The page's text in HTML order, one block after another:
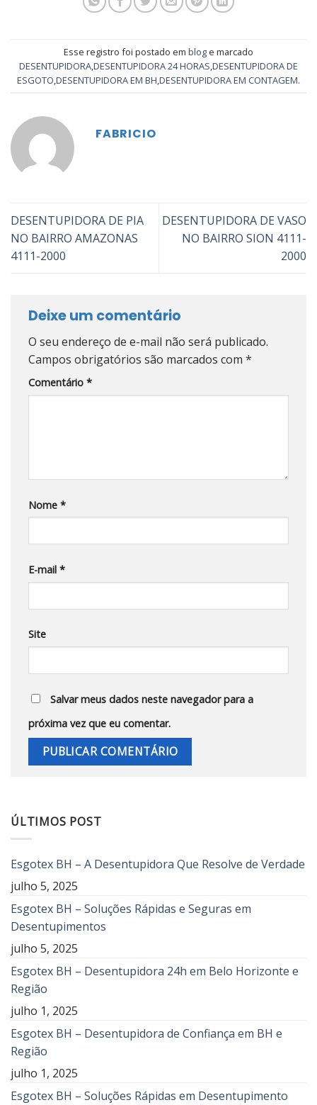
Esse registro foi postado em blog e marcado
DESENTUPIDORA,DESENTUPIDORA 24 HORAS,DESENTUPIDORA DE
ESGOTO,DESENTUPIDORA EM BH,DESENTUPIDORA EM CONTAGEM.
FABRICIO
DESENTUPIDORA DE PIA
NO BAIRRO AMAZONAS
4111-2000
DESENTUPIDORA DE VASO
NO BAIRRO SION 4111-
2000
Deixe um comentário
O seu endereço de e-mail não será publicado.
Campos obrigatórios são marcados com *
Comentário *
Nome *
E-mail *
Site
Salvar meus dados neste navegador para a
próxima vez que eu comentar.
ÚLTIMOS POST
Esgotex BH – A Desentupidora Que Resolve de Verdade
julho 5, 2025
Esgotex BH – Soluções Rápidas e Seguras em
Desentupimentos
julho 5, 2025
Esgotex BH – Desentupidora 24h em Belo Horizonte e
Região
julho 1, 2025
Esgotex BH – Desentupidora de Confiança em BH e
Região
julho 1, 2025
Esgotex BH – Soluções Rápidas em Desentupimento